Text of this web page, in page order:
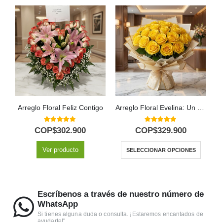
Arreglo Floral Feliz Contigo
5.00out of 5
COP$302.900
Ver producto
Arreglo Floral Evelina: Un Destello de Sol con 24 Rosas ✨
5.00out of 5
COP$329.900
SELECCIONAR OPCIONES
Escríbenos a través de nuestro número de
WhatsApp
Si tienes alguna duda o consulta. ¡Estaremos encantados de